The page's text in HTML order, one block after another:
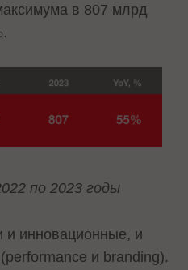
в 807 млрд
по 2023 годы
и инновационные, и
и branding).